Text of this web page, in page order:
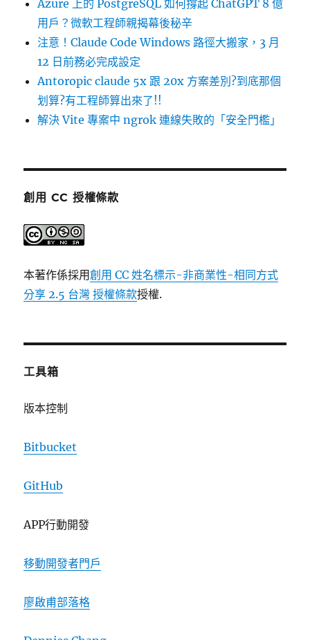
Azure 上的 PostgreSQL 如何撐起 ChatGPT 8 億
用戶？微軟工程師親揭幕後秘辛
注意！Claude Code Windows 路徑大搬家，3 月
12 日前務必完成設定
Antoropic claude 5x 跟 20x 方案差別?到底那個
划算?有工程師算出來了!!
解決 Vite 專案中 ngrok 連線失敗的「安全門檻」
創用 CC 授權條款
本著作係採用創用 CC 姓名標示-非商業性-相同方式
分享 2.5 台灣 授權條款授權.
工具箱
版本控制
Bitbucket
GitHub
APP行動開發
移動開發者門戶
廖啟甫部落格